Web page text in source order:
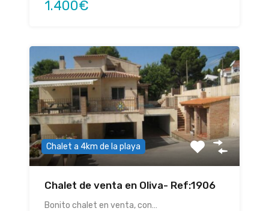
1.400€
Chalet a 4km de la playa
Chalet de venta en Oliva- Ref:1906
Bonito chalet en venta, con…